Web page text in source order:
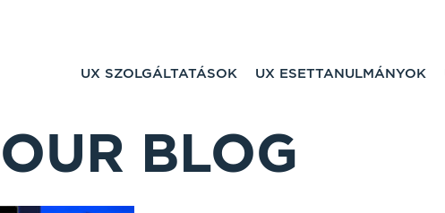
UX SZOLGÁLTATÁSOK UX ESETTANULMÁNYOK
OUR BLOG